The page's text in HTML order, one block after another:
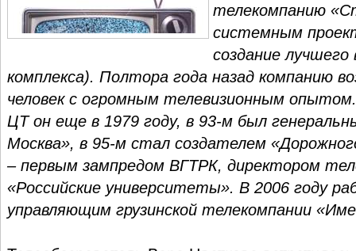
телекомпанию
системным
создание
комплекса). Полтора года назад компанию
человек с огромным телевизионным
ЦТ он еще в 1979 году, в 93-м был
Москва», в 95-м стал создателем
– первым зампредом ВГТРК, директором
«Российские университеты». В 2006 году
управляющим грузинской телекомпании